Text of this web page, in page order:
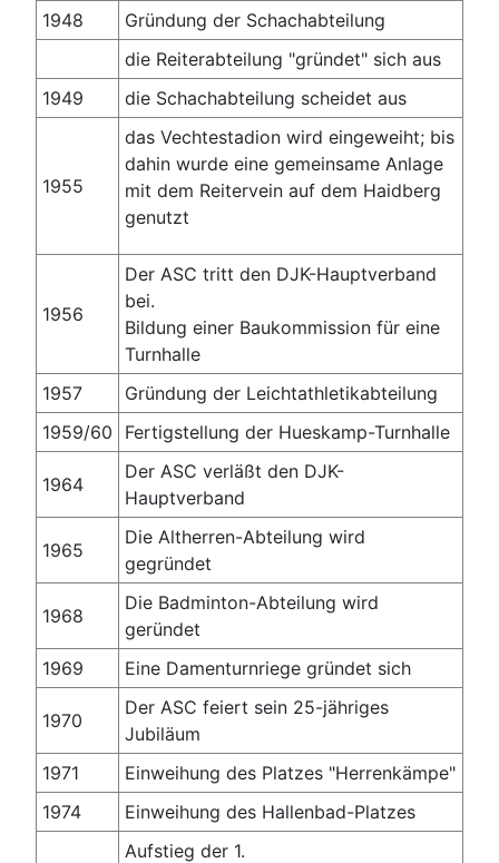
1948
Gründung der Schachabteilung
die Reiterabteilung "gründet" sich aus
1949
die Schachabteilung scheidet aus
1955
das Vechtestadion wird eingeweiht; bis
dahin wurde eine gemeinsame Anlage
mit dem Reitervein auf dem Haidberg
genutzt
1956
Der ASC tritt den DJK-Hauptverband
bei.
Bildung einer Baukommission für eine
Turnhalle
1957
Gründung der Leichtathletikabteilung
1959/60
Fertigstellung der Hueskamp-Turnhalle
1964
Der ASC verläßt den DJK-
Hauptverband
1965
Die Altherren-Abteilung wird
gegründet
1968
Die Badminton-Abteilung wird
geründet
1969
Eine Damenturnriege gründet sich
1970
Der ASC feiert sein 25-jähriges
Jubiläum
1971
Einweihung des Platzes "Herrenkämpe"
1974
Einweihung des Hallenbad-Platzes
Aufstieg der 1.